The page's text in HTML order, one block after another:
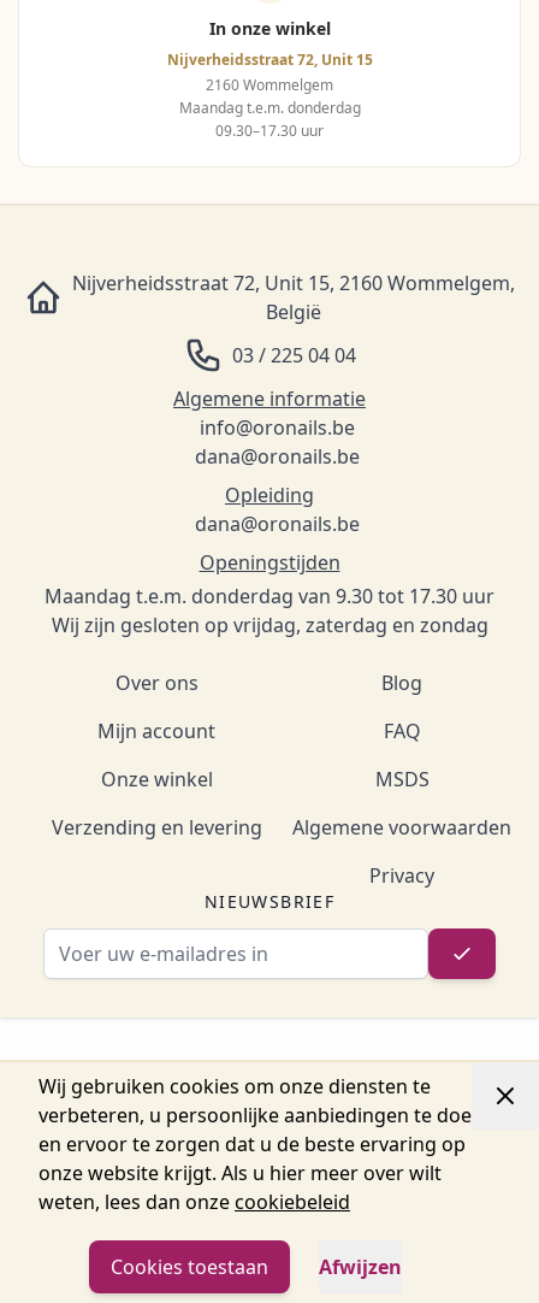
Wij gebruiken cookies om onze diensten te
verbeteren, u persoonlijke aanbiedingen te doen
en ervoor te zorgen dat u de beste ervaring op
onze website krijgt. Als u hier meer over wilt
weten, lees dan onzecookiebeleid
Cookies toestaan Afwijzen
In onze winkel
Nijverheidsstraat 72, Unit 15
2160 Wommelgem
Maandag t.e.m. donderdag
09.30–17.30 uur
Nijverheidsstraat 72, Unit 15, 2160 Wommelgem,
België
03 / 225 04 04
Algemene informatie
info@oronails.be
dana@oronails.be
Opleiding
dana@oronails.be
Openingstijden
Maandag t.e.m. donderdag van 9.30 tot 17.30 uur
Wij zijn gesloten op vrijdag, zaterdag en zondag
Over ons
Mijn account
Onze winkel
Verzending en levering
Blog
FAQ
MSDS
Algemene voorwaarden
Privacy
NIEUWSBRIEF